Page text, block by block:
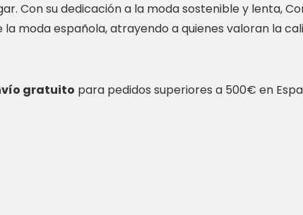
Con su dedicación a la moda sostenible y lenta,
moda española, atrayendo a quienes valoran la
gratuito para pedidos superiores a 500€ en